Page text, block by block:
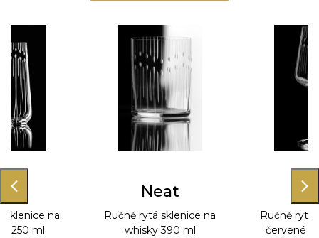
sklenice na
250 ml
Neat
Ručně rytá sklenice na
whisky 390 ml
Ručně rytá
červené